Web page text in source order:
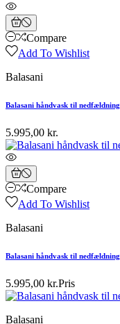
Compare
Add To Wishlist
Balasani
Balasani håndvask til nedfældning
5.995,00 kr.
Compare
Add To Wishlist
Balasani
Balasani håndvask til nedfældning
5.995,00 kr.Pris
Balasani